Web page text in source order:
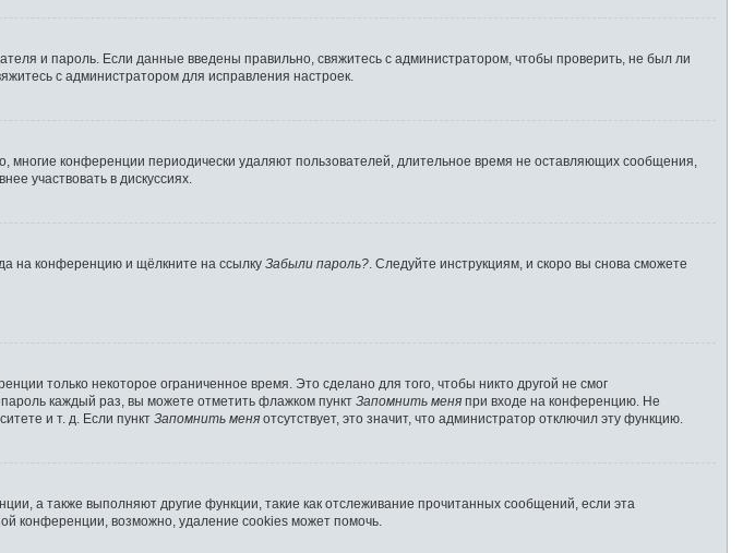
и пароль. Если данные введены правильно, свяжитесь с администратором, чтобы проверить, не был ли
с администратором для исправления настроек.
конференции периодически удаляют пользователей, длительное время не оставляющих сообщения,
участвовать в дискуссиях.
на конференцию и щёлкните на ссылку Забыли пароль? . Следуйте инструкциям, и скоро вы снова сможете
только некоторое ограниченное время. Это сделано для того, чтобы никто другой не смог
каждый раз, вы можете отметить флажком пункт Запомнить меня при входе на конференцию. Не
и т. д. Если пункт Запомнить меня отсутствует, это значит, что администратор отключил эту функцию.
а также выполняют другие функции, такие как отслеживание прочитанных сообщений, если эта
конференции, возможно, удаление cookies может помочь.